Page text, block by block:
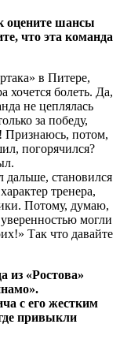
оцените шансы
что эта команда
в Питере,
хочется болеть. Да,
не цеплялась
за победу,
Признаюсь, потом,
погорячился?
дальше, становился
тренера,
Потому, думаю,
могли
Так что давайте
из «Ростова»
с его жестким
привыкли